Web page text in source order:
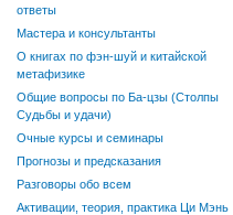
ответы
Мастера и консультанты
О книгах по фэн-шуй и китайской
метафизике
Общие вопросы по Ба-цзы (Столпы
Судьбы и удачи)
Очные курсы и семинары
Прогнозы и предсказания
Разговоры обо всем
Активации, теория, практика Ци Мэнь